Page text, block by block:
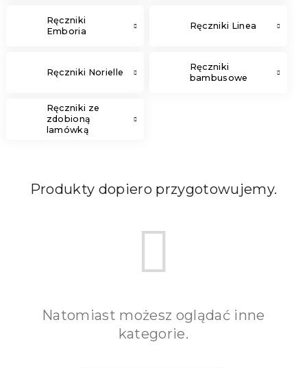
Ręczniki
Emboria
Ręczniki Linea
Ręczniki Norielle
Ręczniki
bambusowe
Ręczniki ze
zdobioną
lamówką
Produkty dopiero przygotowujemy.
Natomiast możesz oglądać inne
kategorie.